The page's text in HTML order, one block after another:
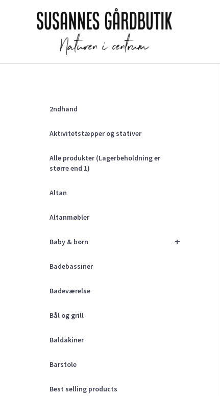
2ndhand
Aktivitetstæpper og stativer
Alle produkter (Lagerbeholdning er
større end 1)
Altan
Altanmøbler
+
Baby & børn
Badebassiner
Badeværelse
Bål og grill
Baldakiner
Barstole
Best selling products